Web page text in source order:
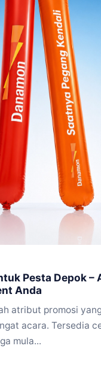
Pesta Depok –
Anda
atribut promosi
acara. Tersedia
mula...